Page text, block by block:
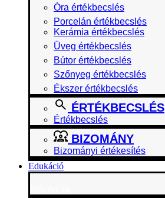
Óra értékbecslés
Porcelán értékbecslés
Kerámia értékbecslés
Üveg értékbecslés
Bútor értékbecslés
Szőnyeg értékbecslés
Ékszer értékbecslés
ÉRTÉKBECSLÉS
Értékbecslés
BIZOMÁNY
Bizományi értékesítés
Edukáció